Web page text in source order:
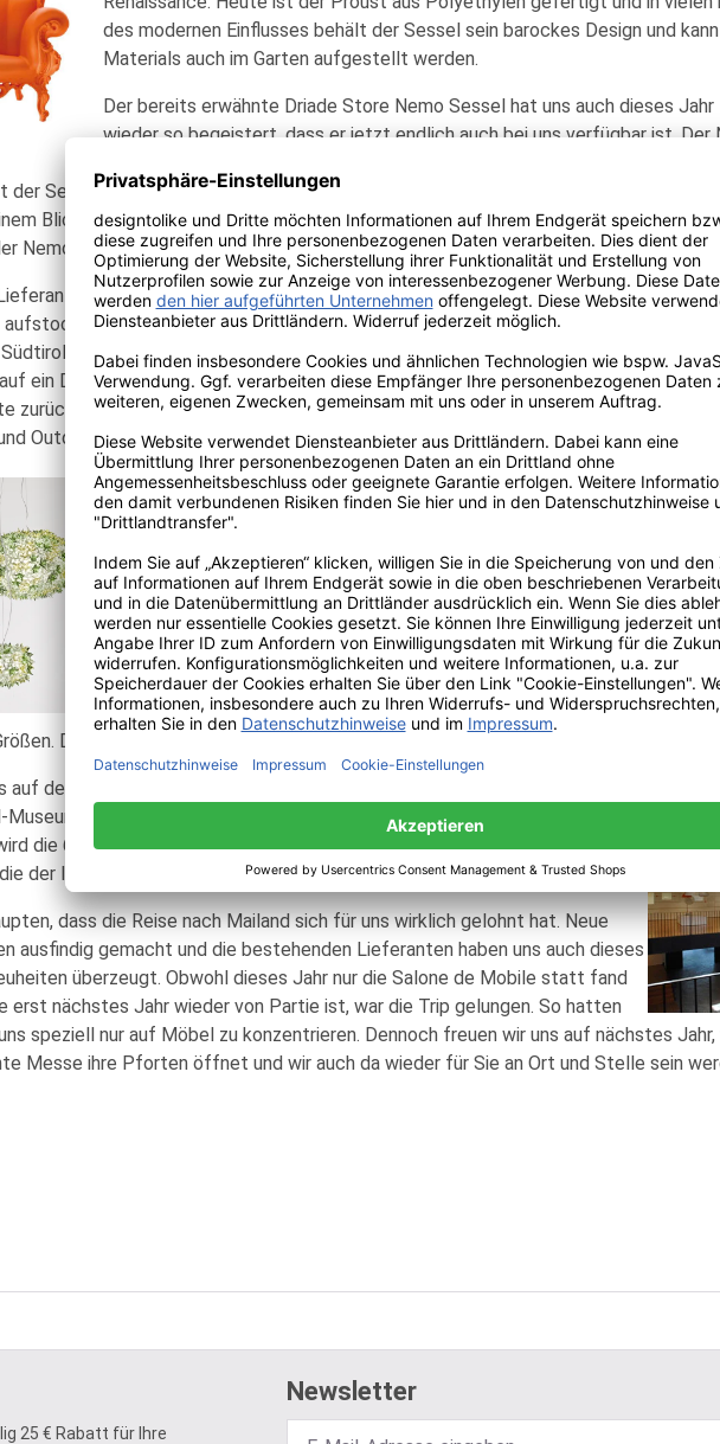
des modernen Einflusses behält der Sessel sein barockes Design und
Materials auch im Garten aufgestellt werden.
Der bereits erwähnte Driade Store Nemo Sessel hat uns auch dieses Jahr
wieder so begeistert, dass er jetzt endlich auch bei uns verfügbar ist. Der
Sessel aber alles andere als „nichts“ oder „niemand“. Sein einzigartiges Design
Blickfang. Außerdem können Sie sich an ihm sowohl im Haus, als auch im Garten
Nemo wird aus robustem Polyethylen gefertigt.
haben wir uns natürlich auch nach potenziell, neuen Herstellern
sollen. Einer von Ihnen ist der Italiener Plank. Der Hersteller stammt aus
und lässt Einflüsse von seinen Nachbarländern in die Produkte mit einfließen.
ein Design freuen, das sehr vielfältig ist. Plank kann auf eine mehr als
zurückblicken. Berühmt ist der Südtiroler für seine durchdachten Möbel. Zum
Outdoor-Produkte.
Kartell auf der Messe und Museum
Auf der Möbelmesse konnten wir natürlich keinen Bogen um Kartell
ihren neuen Produkten erstklassig zur Schau gestellt. Ausgestellt
Design Ikone Philippe Starck, Ferruccio Laviani, Patricia Urquiola, sowie
Künstlern. Obwohl die Salone de Mobile eine Möbelmesse war, wurden
Leuchten von Kartell mit ausgestellt. Unter anderem auch die neue
Tischleuchte. Bekannt ist uns der Designer aber schon seit Jahren. Durch
Kartell Bloom Pendelleuchte mit Freude. Die Leuchte besteht aus vielen
Ausführungen Minze, Lavendel, glasklar und weiß erhältlich sind.
Dank des Designs sorgt die Kartell Bloom ein frühlingshaftes Ambiente.
auf der Messe ausgetobt hatten, machten wir uns auf den Weg zum Kartell
befindet sich südlich von Mailand auf dem Werksgelände. Zur
die 60 jährige Firmengeschichte. Wir haben uns neben den modernen
der letzen Jahrzehnte angeschaut und waren von der Vielfalt beeindruckt.
dass die Reise nach Mailand sich für uns wirklich gelohnt hat. Neue
ausfindig gemacht und die bestehenden Lieferanten haben uns auch dieses
überzeugt. Obwohl dieses Jahr nur die Salone de Mobile statt fand
erst nächstes Jahr wieder von Partie ist, war die Trip gelungen. So hatten
speziell nur auf Möbel zu konzentrieren. Dennoch freuen wir uns auf nächstes
Messe ihre Pforten öffnet und wir auch da wieder für Sie an Ort und Stelle sein
Newsletter
25 € Rabatt für Ihre